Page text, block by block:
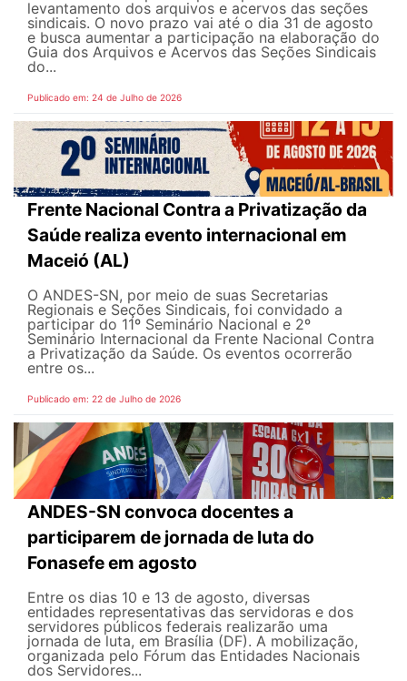
levantamento dos arquivos e acervos das seções
sindicais. O novo prazo vai até o dia 31 de agosto
e busca aumentar a participação na elaboração do
Guia dos Arquivos e Acervos das Seções Sindicais
do...
Publicado em: 24 de Julho de 2026
Frente Nacional Contra a Privatização da
Saúde realiza evento internacional em
Maceió (AL)
O ANDES-SN, por meio de suas Secretarias
Regionais e Seções Sindicais, foi convidado a
participar do 11º Seminário Nacional e 2º
Seminário Internacional da Frente Nacional Contra
a Privatização da Saúde. Os eventos ocorrerão
entre os...
Publicado em: 22 de Julho de 2026
ANDES-SN convoca docentes a
participarem de jornada de luta do
Fonasefe em agosto
Entre os dias 10 e 13 de agosto, diversas
entidades representativas das servidoras e dos
servidores públicos federais realizarão uma
jornada de luta, em Brasília (DF). A mobilização,
organizada pelo Fórum das Entidades Nacionais
dos Servidores...